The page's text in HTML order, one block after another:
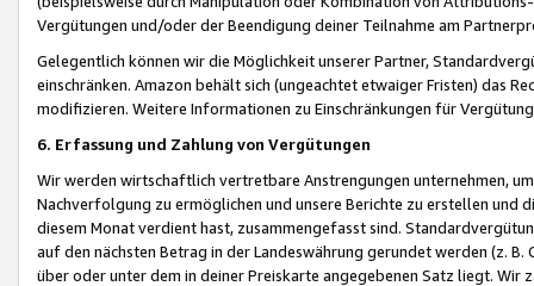
Vergütungen und/oder der Beendigung deiner Teilnahme am
Gelegentlich können wir die Möglichkeit unserer Partner,
einschränken. Amazon behält sich (ungeachtet etwaiger Fristen) das
modifizieren. Weitere Informationen zu Einschränkungen für
6. Erfassung und Zahlung von Vergütungen
Wir werden wirtschaftlich vertretbare Anstrengungen unternehmen,
Nachverfolgung zu ermöglichen und unsere Berichte zu erstellen und
diesem Monat verdient hast, zusammengefasst sind.
auf den nächsten Betrag in der Landeswährung gerundet werden (z.
über oder unter dem in deiner Preiskarte angegebenen Satz liegt.